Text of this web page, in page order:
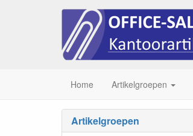
Home Artikelgroepen
Artikelgroepen